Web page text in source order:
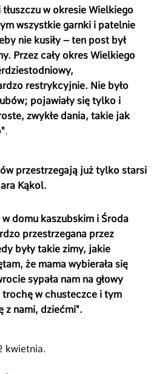
w okresie Wielkiego
wszystkie garnki i patelnie
nie kusiły – ten post był
Przez cały okres Wielkiego
restrykcyjnie. Nie było
pojawiały się tylko i
zwykłe dania, takie jak
.
przestrzegają już tylko starsi
Kąkol.
w domu kaszubskim i Środa
przestrzegana przez
były takie zimy, jakie
że mama wybierała się
sypała nam na głowy
trochę w chusteczce i tym
z nami, dziećmi".
kwietnia.